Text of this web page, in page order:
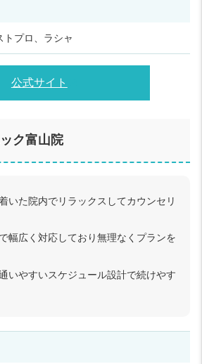
トプロ、ラシャ
公式サイト
ク富山院
いた院内でリラックスしてカウンセリ
幅広く対応しており無理なくプランを
いやすいスケジュール設計で続けやす